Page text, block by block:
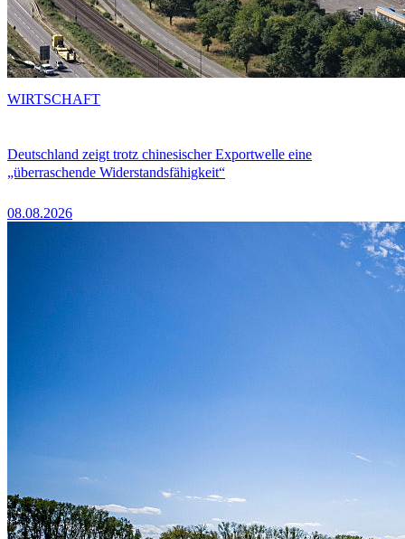
Deutschland zeigt trotz chinesischer Exportwelle eine
„überraschende Widerstandsfähigkeit“
08.08.2026
WIRTSCHAFT